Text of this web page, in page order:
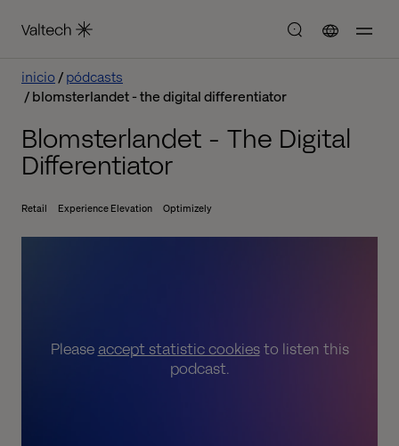
inicio
pódcasts
blomsterlandet - the digital differentiator
Blomsterlandet - The Digital
Differentiator
Retail Experience Elevation Optimizely
Pleaseaccept statistic cookiesto listen this
podcast.